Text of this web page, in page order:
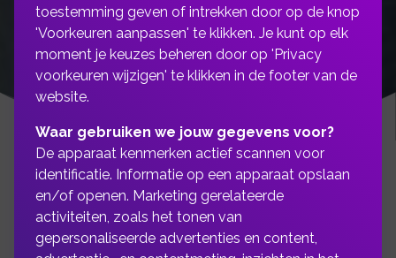
Heeft u vragen over een
toestemming geven of intrekken door op de knop
'Voorkeuren aanpassen' te klikken. Je kunt op elk
moment je keuzes beheren door op 'Privacy
voorkeuren wijzigen' te klikken in de footer van de
website.
Waar gebruiken we jouw gegevens voor?
De apparaat kenmerken actief scannen voor
identificatie. Informatie op een apparaat opslaan
en/of openen. Marketing gerelateerde
activiteiten, zoals het tonen van
gepersonaliseerde advertenties en content,